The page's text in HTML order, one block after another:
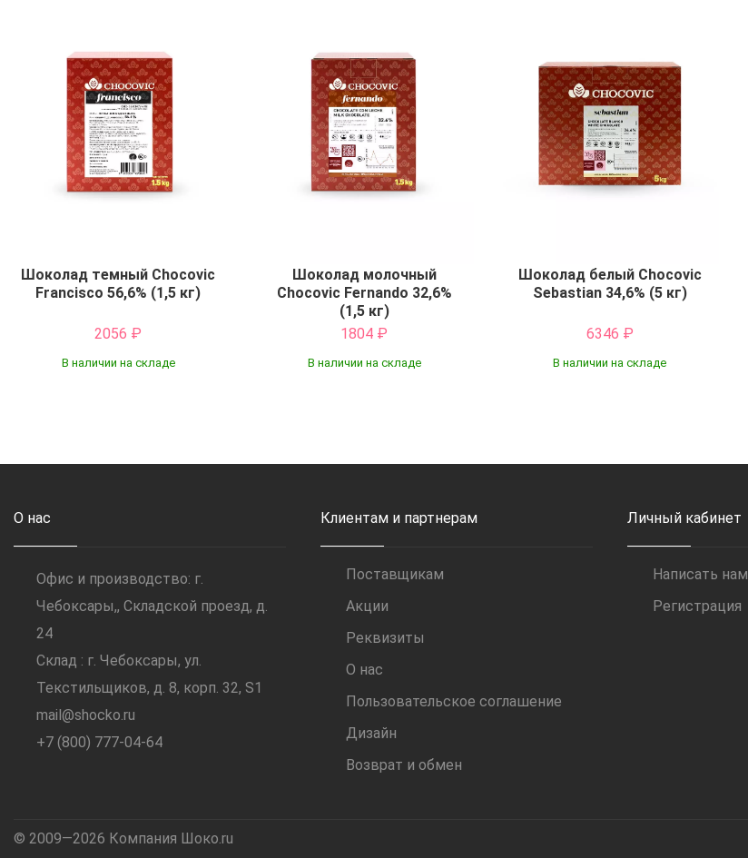
Шоколад темный Chocovic
Francisco 56,6% (1,5 кг)
2056 ₽
В наличии на складе
Шоколад молочный
Chocovic Fernando 32,6%
(1,5 кг)
1804 ₽
В наличии на складе
Шоколад белый Chocovic
Sebastian 34,6% (5 кг)
6346 ₽
В наличии на складе
О нас
Офис и производство: г.
Чебоксары,, Складской проезд, д.
24
Склад : г. Чебоксары, ул.
Текстильщиков, д. 8, корп. 32, S1
mail@shocko.ru
+7 (800) 777-04-64
Клиентам и партнерам
Поставщикам
Акции
Реквизиты
О нас
Пользовательское соглашение
Дизайн
Возврат и обмен
Личный кабинет
Написать нам
Регистрация
© 2009—2026 Компания Шоко.ru